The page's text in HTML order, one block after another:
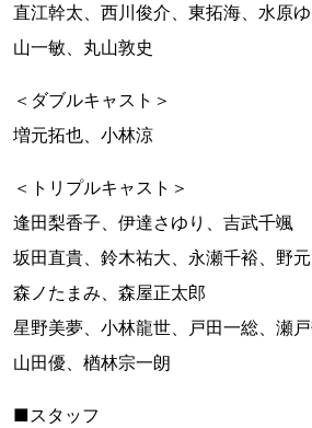
直江幹太、西川俊介、東拓海、水原
山一敏、丸山敦史
＜ダブルキャスト＞
増元拓也、小林涼
＜トリプルキャスト＞
逢田梨香子、伊達さゆり、吉武千颯
坂田直貴、鈴木祐大、永瀬千裕、野元
森ノたまみ、森屋正太郎
星野美夢、小林龍世、戸田一総、瀬
山田優、楢林宗一朗
■スタッフ